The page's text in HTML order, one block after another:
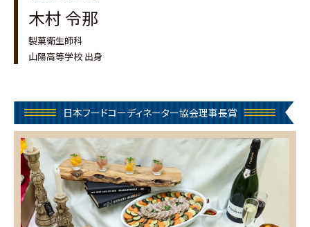
木村 令那
製菓衛生師科
山陽高等学校 出身
日本フードコーディネーター協会理事長賞